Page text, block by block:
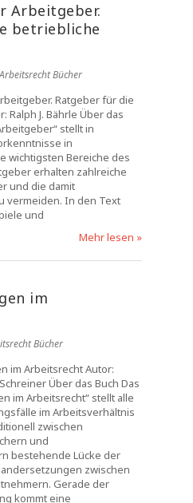
Arbeitgeber.
betriebliche
Arbeitsrecht Bücher
Ratgeber für die
Ralph J. Bährle Über das
stellt in
in
wichtigsten Bereiche des
erhalten zahlreiche
und die damit
vermeiden. In den Text
und
Mehr lesen »
im
Bücher
im Arbeitsrecht Autor:
Über das Buch Das
im Arbeitsrecht“ stellt alle
im Arbeitsverhältnis
zwischen
und
bestehende Lücke der
zwischen
Gerade der
kommt eine